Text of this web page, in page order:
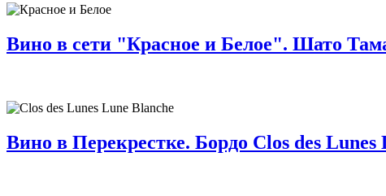
Вино в сети "Красное и Белое". Шато
Вино в Перекрестке. Бордо Clos des Lunes